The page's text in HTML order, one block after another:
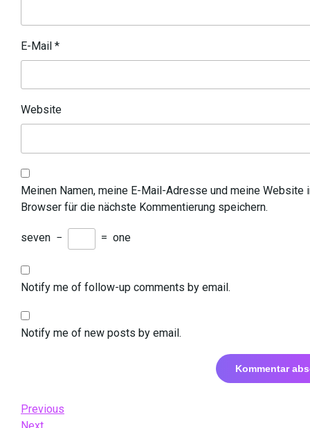
E-Mail *
Website
Meinen Namen, meine E-Mail-Adresse und meine Website
Browser für die nächste Kommentierung speichern.
seven − = one
Notify me of follow-up comments by email.
Notify me of new posts by email.
Beitrags-
Previous
Post
Previous
Next
Next